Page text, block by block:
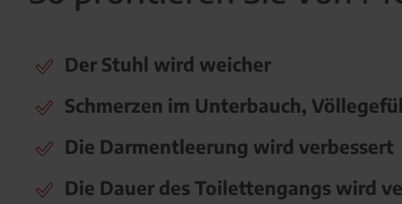
Der Stuhl wird weicher
Schmerzen im Unterbauch,
Die Darmentleerung wird verbessert
Die Dauer des Toilettengangs wird